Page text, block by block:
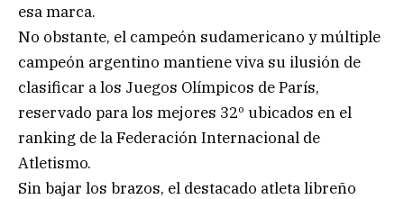
esa marca.
No obstante, el campeón sudamericano y múltiple
campeón argentino mantiene viva su ilusión de
clasificar a los Juegos Olímpicos de París,
reservado para los mejores 32º ubicados en el
ranking de la Federación Internacional de
Atletismo.
Sin bajar los brazos, el destacado atleta libreño